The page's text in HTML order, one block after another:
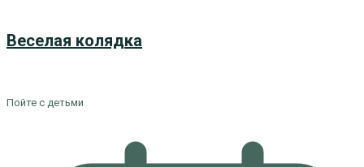
Веселая колядка
Пойте с детьми